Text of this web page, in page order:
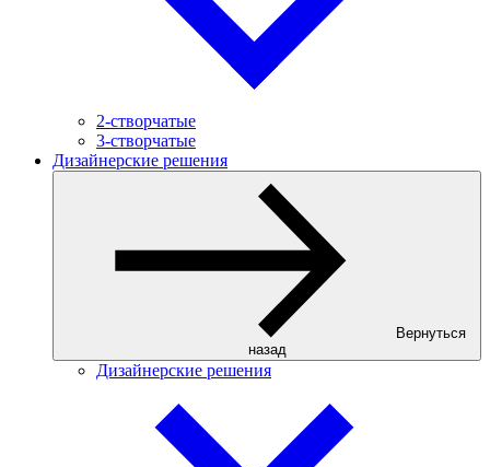
2-створчатые
3-створчатые
Дизайнерские решения
Вернуться
назад
Дизайнерские решения